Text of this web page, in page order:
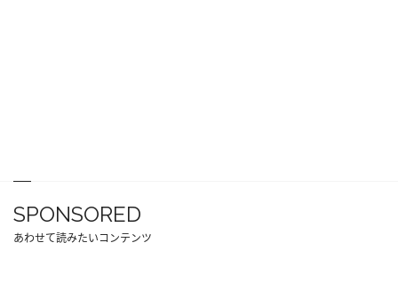
SPONSORED
あわせて読みたいコンテンツ